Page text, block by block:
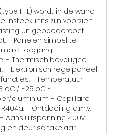
FTL) wordt in de wand
insteekunits zijn voorzien
uit gepoedercoat
- Panelen simpel te
toegang
- Thermisch beveiligde
- Elektronisch regelpaneel
- Temperatuur
oC / -25 oC -
aluminium. - Capillaire
- Ontdooiing d.m.v.
Aansluitspanning 400V
en deur schakelaar.